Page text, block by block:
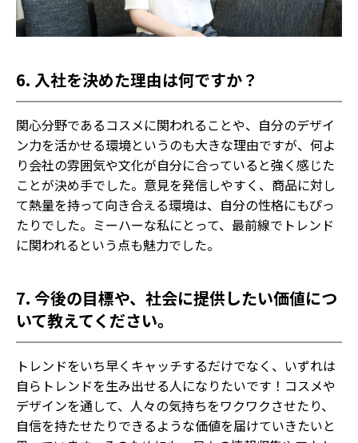
6. 入社を決めた理由は何ですか？
関心分野であるコスメに関われることや、自分のデザイ
ン力を活かせる環境というのも大きな理由ですが、何よ
り会社の雰囲気や文化が自分に合っていると強く感じた
ことが決め手でした。意見を発信しやすく、商品に対し
て熱量を持って向き合える環境は、自分の性格にもぴっ
たりでした。ミーハーな私にとって、最前線でトレンド
に関われるという点も魅力でした。
7. 今後の目標や、社会に提供したい価値につ
いて教えてください。
トレンドをいち早くキャッチするだけでなく、いずれは
自らトレンドを生み出せる人になりたいです！コスメや
デザインを通して、人々の気持ちをワクワクさせたり、
自信を持たせたりできるような価値を届けていきたいと